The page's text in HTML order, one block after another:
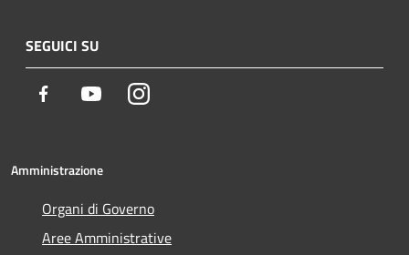
SEGUICI SU
Facebook YoutubeInstagram
Amministrazione
Organi di Governo
Aree Amministrative